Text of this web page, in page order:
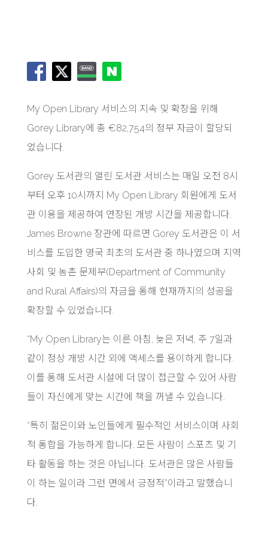
My Open Library 서비스의 지속 및 확장을 위해
Gorey Library에 총 €82,754의 정부 자금이 할당되
었습니다.
Gorey 도서관의 열린 도서관 서비스는 매일 오전 8시
부터 오후 10시까지 My Open Library 회원에게 도서
관 이용을 제공하여 연장된 개방 시간을 제공합니다.
James Browne 장관에 따르면 Gorey 도서관은 이 서
비스를 도입한 영국 최초의 도서관 중 하나였으며 지역
사회 및 농촌 문제부(Department of Community
and Rural Affairs)의 자금을 통해 현재까지의 성공을
확장할 수 있었습니다.
“My Open Library는 이른 아침, 늦은 저녁, 주 7일과
같이 정상 개방 시간 외에 액세스를 용이하게 합니다.
이를 통해 도서관 시설에 더 많이 접근할 수 있어 사람
들이 자신에게 맞는 시간에 책을 꺼낼 수 있습니다.
“특히 젊은이와 노인들에게 필수적인 서비스이며 사회
적 통합을 가능하게 합니다. 모든 사람이 스포츠 및 기
타 활동을 하는 것은 아닙니다. 도서관은 많은 사람들
이 하는 일이라 그런 면에서 긍정적”이라고 말했습니
다.